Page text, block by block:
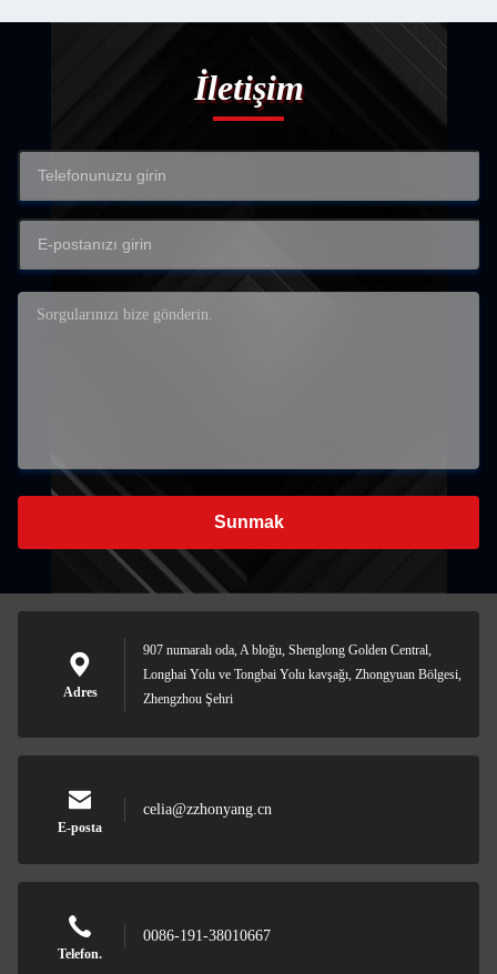
İletişim
Sunmak
Adres
907 numaralı oda, A bloğu, Shenglong Golden Central,
Longhai Yolu ve Tongbai Yolu kavşağı, Zhongyuan Bölgesi,
Zhengzhou Şehri
E-posta
celia@zzhonyang.cn
Telefon.
0086-191-38010667